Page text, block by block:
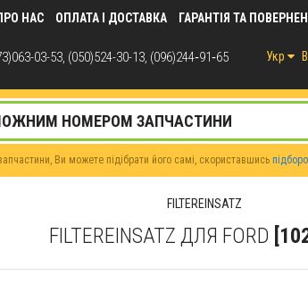
НАС ОПЛАТА І ДОСТАВКА ГАРАНТІЯ ТА
Укр
03-53, (050)524-30-13, (096)244‑91‑65
Ви можете підібрати його самі, скориставшись
FILTEREINSATZ
FILTEREINSATZ ДЛЯ FORD